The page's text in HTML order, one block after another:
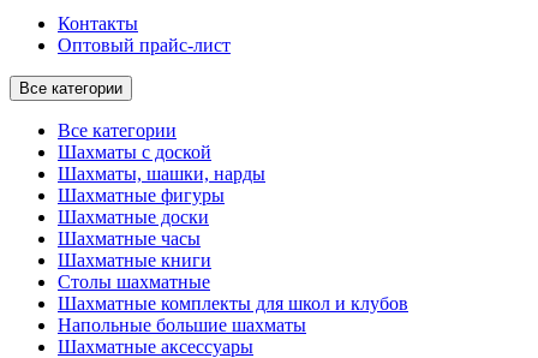
Контакты
Оптовый прайс-лист
Все категории
Все категории
Шахматы с доской
Шахматы, шашки, нарды
Шахматные фигуры
Шахматные доски
Шахматные часы
Шахматные книги
Столы шахматные
Шахматные комплекты для школ и клубов
Напольные большие шахматы
Шахматные аксессуары